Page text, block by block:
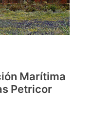
Marítima
Petricor